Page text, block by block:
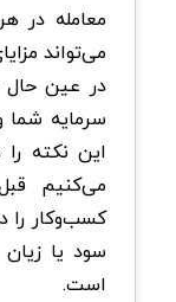
معامله در
می‌تواند
در عین
سرمایه شما
این نکته
می‌کنیم
کسب‌وکار را
سود یا
است.